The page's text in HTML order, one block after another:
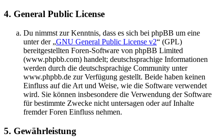
4. General Public License
Du nimmst zur Kenntnis, dass es sich bei phpBB um eine
unter der „GNU General Public License v2“ (GPL)
bereitgestellten Foren-Software von phpBB Limited
(www.phpbb.com) handelt; deutschsprachige Informationen
werden durch die deutschsprachige Community unter
www.phpbb.de zur Verfügung gestellt. Beide haben keinen
Einfluss auf die Art und Weise, wie die Software verwendet
wird. Sie können insbesondere die Verwendung der Software
für bestimmte Zwecke nicht untersagen oder auf Inhalte
fremder Foren Einfluss nehmen.
5. Gewährleistung